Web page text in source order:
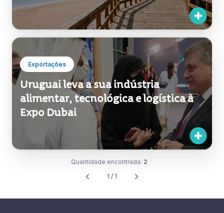
Exportações
Uruguai leva a sua indústria
alimentar, tecnológica e logística à
Expo Dubai
Quantidade encontrada: 2
1 / 1